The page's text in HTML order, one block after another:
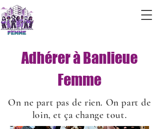
Adhérer à Banlieue
Femme
On ne part pas de rien. On part de
loin, et ça change tout.